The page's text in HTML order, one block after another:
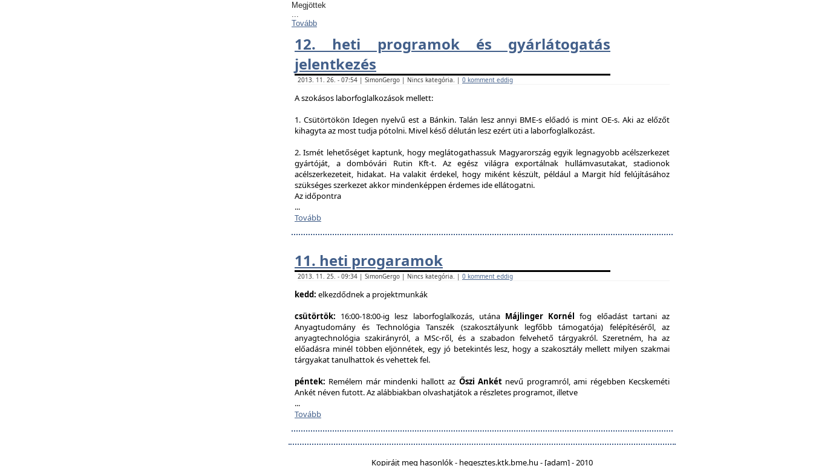
Megjöttek
...
Tovább
12. heti programok és gyárlátogatás
jelentkezés
2013. 11. 26. - 07:54 | SimonGergo | Nincs kategória. | 0 komment eddig
A szokásos laborfoglalkozások mellett:
1. Csütörtökön Idegen nyelvű est a Bánkin. Talán lesz annyi BME-s előadó is mint OE-s. Aki az előzőt
kihagyta az most tudja pótolni. Mivel késő délután lesz ezért üti a laborfoglalkozást.
2. Ismét lehetőséget kaptunk, hogy meglátogathassuk Magyarország egyik legnagyobb acélszerkezet
gyártóját, a dombóvári Rutin Kft-t. Az egész világra exportálnak hullámvasutakat, stadionok
acélszerkezeteit, hidakat. Ha valakit érdekel, hogy miként készült, például a Margit híd felújításához
szükséges szerkezet akkor mindenképpen érdemes ide ellátogatni.
Az időpontra
...
Tovább
11. heti progaramok
2013. 11. 25. - 09:34 | SimonGergo | Nincs kategória. | 0 komment eddig
kedd: elkezdődnek a projektmunkák
csütörtök: 16:00-18:00-ig lesz laborfoglalkozás, utána Májlinger Kornél fog előadást tartani az
Anyagtudomány és Technológia Tanszék (szakosztályunk legfőbb támogatója) felépítéséről, az
anyagtechnológia szakirányról, a MSc-ről, és a szabadon felvehető tárgyakról. Szeretném, ha az
előadásra minél többen eljönnétek, egy jó betekintés lesz, hogy a szakosztály mellett milyen szakmai
tárgyakat tanulhattok és vehettek fel.
péntek: Remélem már mindenki hallott az Őszi Ankétnevű programról, ami régebben Kecskeméti
Ankét néven futott. Az alábbiakban olvashatjátok a részletes programot, illetve
...
Tovább
Kopirájt meg hasonlók - hegesztes.ktk.bme.hu - [adam] - 2010